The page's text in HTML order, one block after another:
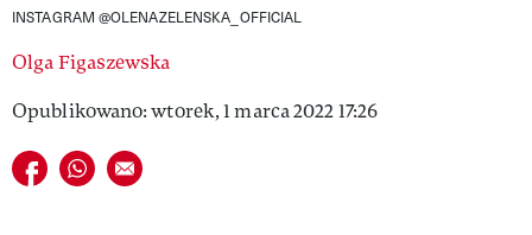
MAGAZYN VIVA!
INSTAGRAM @OLENAZELENSKA_OFFICIAL
Olga Figaszewska
Opublikowano: wtorek, 1 marca 2022 17:26
Udostępnij na facebook
Udostępnij na whatsapp
E-mail do przyjaciela